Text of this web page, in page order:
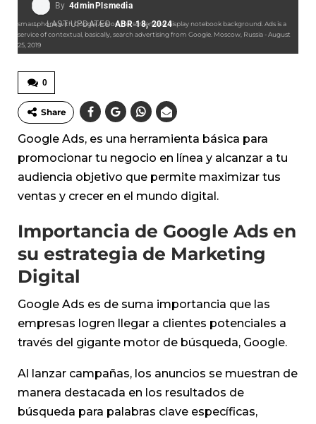
By 4dminPlsmedia
LAST UPDATEDABR 18, 2024
smartphone with Google Ads on the screen and display notebook background. Ads is a
service of contextual, basically, search advertising from Google. Moscow, Russia - August
25, 2019
0
Share
Google Ads, es una herramienta básica para
promocionar tu negocio en línea y alcanzar a tu
audiencia objetivo que permite maximizar tus
ventas y crecer en el mundo digital.
Importancia de Google Ads en
su estrategia de Marketing
Digital
Google Ads es de suma importancia que las
empresas logren llegar a clientes potenciales a
través del gigante motor de búsqueda, Google.
Al lanzar campañas, los anuncios se muestran de
manera destacada en los resultados de
búsqueda para palabras clave específicas,